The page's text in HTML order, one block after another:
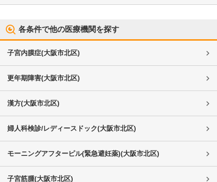
各条件で他の医療機関を探す
子宮内膜症(大阪市北区)
更年期障害(大阪市北区)
漢方(大阪市北区)
婦人科検診/レディースドック(大阪市北区)
モーニングアフターピル(緊急避妊薬)(大阪市北区)
子宮筋腫(大阪市北区)